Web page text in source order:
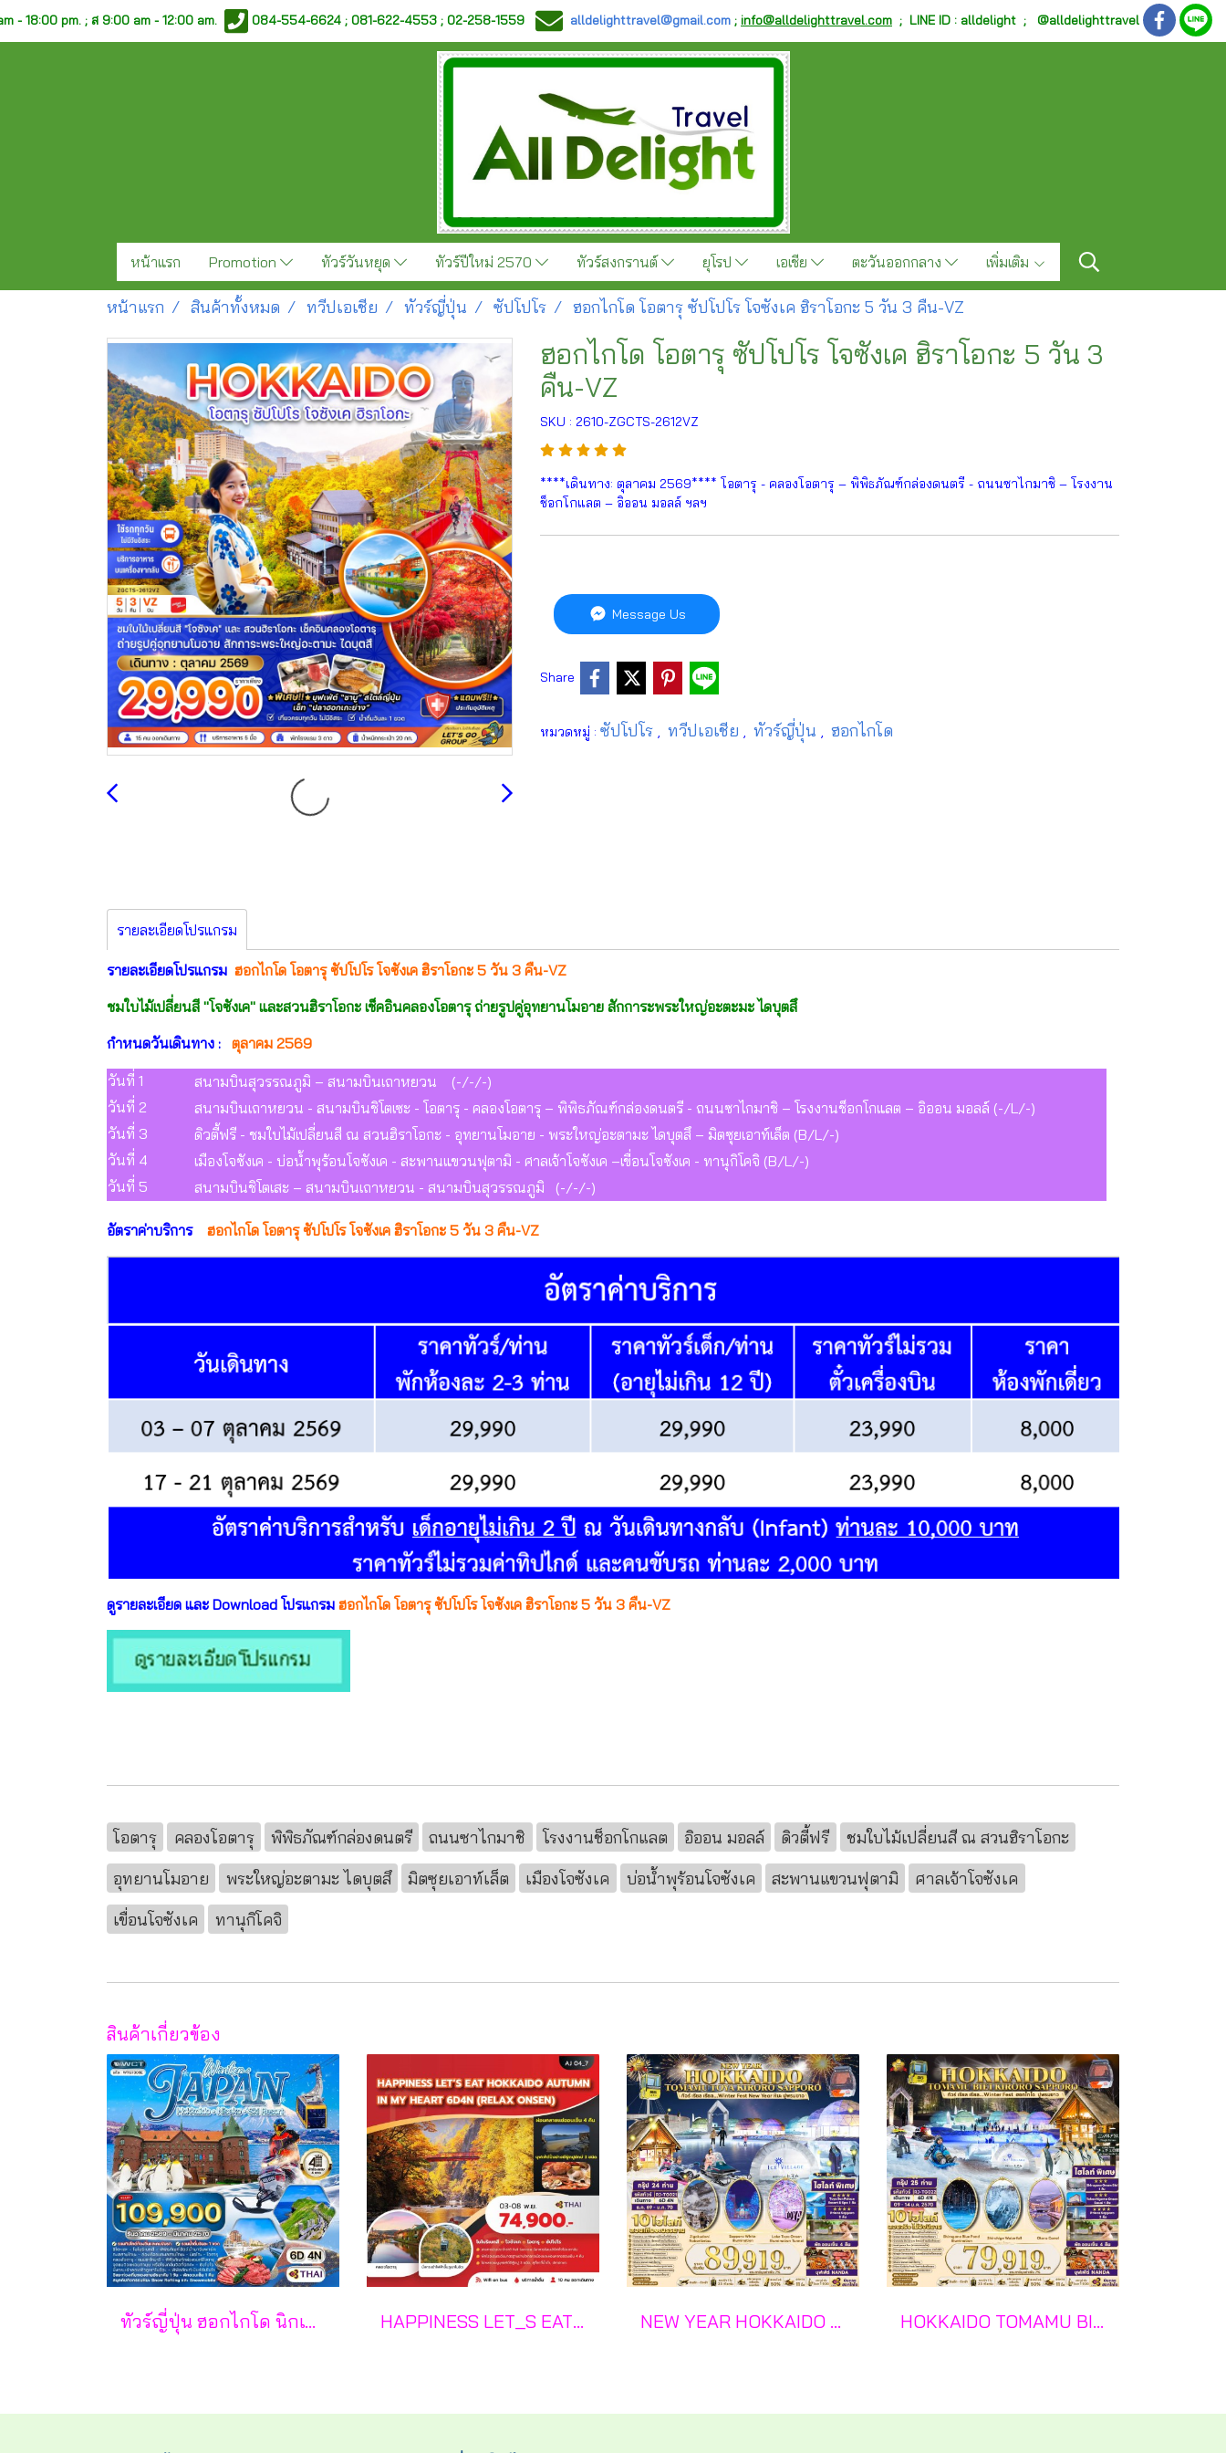
- 18:00 pm. ;ส 9:00 am - 12:00 am. 084-554-6624 ; 081-622-4553 ; 02-258-1559 alldelighttravel@gmail.com ; info@alldelighttravel.com ; LINE ID : alldelight ; @alldelighttravel
หน้าแรก Promotion ทัวร์วันหยุด ทัวร์ปีใหม่ 2570 ทัวร์สงกรานต์ ยุโรป เอเชีย ตะวันออกกลาง เพิ่มเติม
หน้าแรก สินค้าทั้งหมด ทวีปเอเชีย ทัวร์ญี่ปุ่น ซัปโปโร ฮอกไกโด โอตารุ ซัปโปโร โจซังเค ฮิราโอกะ 5 วัน 3 คืน-VZ
ฮอกไกโด โอตารุ ซัปโปโร โจซังเค ฮิราโอกะ 5 วัน 3
คืน-VZ
SKU : 2610-ZGCTS-2612VZ
****เดินทาง: ตุลาคม 2569**** โอตารุ - คลองโอตารุ – พิพิธภัณฑ์กล่องดนตรี - ถนนซาไกมาชิ – โรงงาน
ช็อกโกแลต – อิออน มอลล์ ฯลฯ
Message Us
Share
หมวดหมู่ : ซัปโปโร ทวีปเอเชีย ทัวร์ญี่ปุ่น ฮอกไกโด
รายละเอียดโปรแกรม
รายละเอียดโปรแกรม ฮอกไกโด โอตารุ ซัปโปโร โจซังเค ฮิราโอกะ 5 วัน 3 คืน-VZ
ชมใบไม้เปลี่ยนสี "โจซังเค" และสวนฮิราโอกะ เช็คอินคลองโอตารุ ถ่ายรูปคู่อุทยานโมอาย สักการะพระใหญ่อะตะมะ ไดบุตสึ
กำหนดวันเดินทาง : ตุลาคม 2569
วันที่ 1
สนามบินสุวรรณภูมิ – สนามบินเถาหยวน (-/-/-)
วันที่ 2
สนามบินเถาหยวน - สนามบินชิโตเซะ - โอตารุ - คลองโอตารุ – พิพิธภัณฑ์กล่องดนตรี - ถนนซาไกมาชิ – โรงงานช็อกโกแลต – อิออน มอลล์ (-/L/-)
วันที่ 3
ดิวตี้ฟรี - ชมใบไม้เปลี่ยนสี ณ สวนฮิราโอกะ - อุทยานโมอาย - พระใหญ่อะตามะ ไดบุตสึ – มิตซุยเอาท์เล็ต (B/L/-)
วันที่ 4
เมืองโจซังเค - บ่อน้ำพุร้อนโจซังเค - สะพานแขวนฟุตามิ - ศาลเจ้าโจซังเค –เขื่อนโจซังเค - ทานุกิโคจิ (B/L/-)
วันที่ 5
สนามบินชิโตเสะ – สนามบินเถาหยวน - สนามบินสุวรรณภูมิ (-/-/-)
อัตราค่าบริการ ฮอกไกโด โอตารุ ซัปโปโร โจซังเค ฮิราโอกะ 5 วัน 3 คืน-VZ
ดูรายละเอียด และ Download โปรแกรม ฮอกไกโด โอตารุ ซัปโปโร โจซังเค ฮิราโอกะ 5 วัน 3 คืน-VZ
โอตารุ คลองโอตารุ พิพิธภัณฑ์กล่องดนตรี ถนนซาไกมาชิ โรงงานช็อกโกแลต อิออน มอลล์ ดิวตี้ฟรี
ชมใบไม้เปลี่ยนสี ณ สวนฮิราโอกะ
อุทยานโมอาย
พระใหญ่อะตามะ ไดบุตสึ มิตซุยเอาท์เล็ต เมืองโจซังเค บ่อน้ำพุร้อนโจซังเค สะพานแขวนฟุตามิ
ศาลเจ้าโจซังเค
เขื่อนโจซังเค
ทานุกิโคจิ
สินค้าเกี่ยวข้อง
ทัวร์ญี่ปุ่น ฮอกไกโด นิกเซโกะ สกีรีสอร์ท 6 วัน - TG HAPPINESS LET_S EAT HOKKAIDO AUTUMN IN MYHEART 6 วัน 4 คืน - TG NEW YEAR HOKKAIDO TOMAMU TOYA KIRORO SAPPORO 6 วัน 4 คืน-TG HOKKAIDO TOMAMU BIEI KIRORO SAPPORO 6 วัน 4 คืน-TG